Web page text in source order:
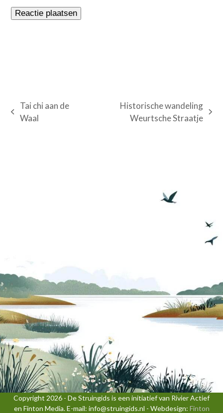
previous
Tai chi aan de
Waal
Historische wandeling
Weurtsche Straatje
Copyright 2026 - De Struingids is een initiatief van Rivier Actief
en Finton Media. E-mail: info@struingids.nl - Webdesign: Finton